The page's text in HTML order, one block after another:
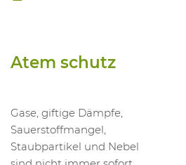
Atem schutz
Gase, giftige Dämpfe,
Sauerstoffmangel,
Staubpartikel und Nebel